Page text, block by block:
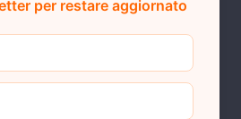
per restare aggiornato